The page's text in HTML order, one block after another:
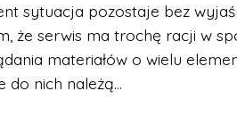
sytuacja pozostaje bez
że serwis ma trochę racji w
materiałów o wielu
do nich należą…